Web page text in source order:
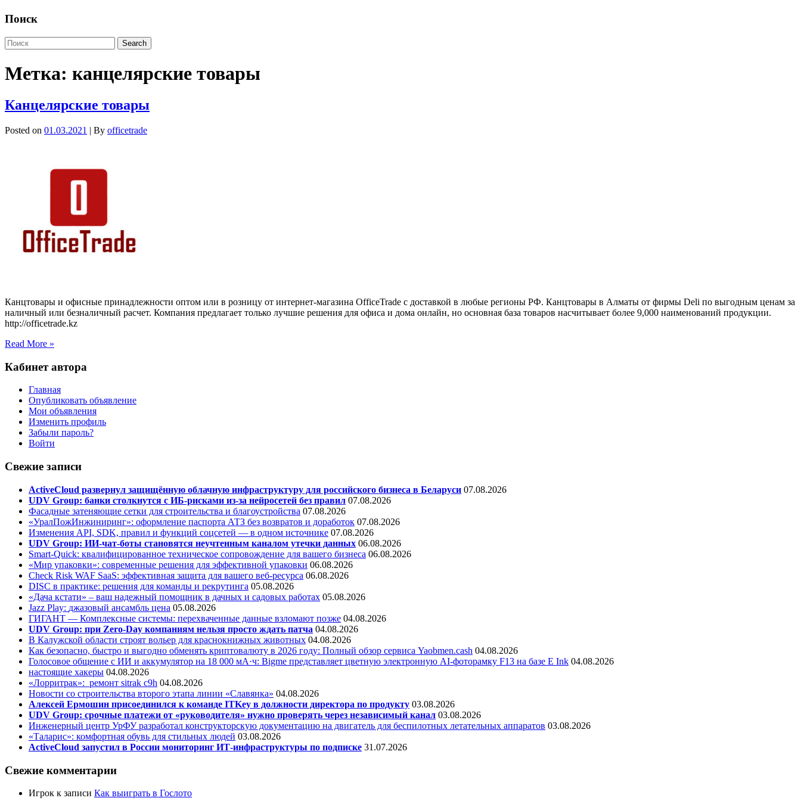
Поиск
Метка: канцелярские товары
Канцелярские товары
Posted on 01.03.2021 | By officetrade
Канцтовары и офисные принадлежности оптом или в розницу от интернет-магазина OfficeTrade с доставкой в любые регионы РФ. Канцтовары в Алматы от фирмы Deli по выгодным ценам за
наличный или безналичный расчет. Компания предлагает только лучшие решения для офиса и дома онлайн, но основная база товаров насчитывает более 9,000 наименований продукции.
http://officetrade.kz
Read More »
Кабинет автора
Главная
Опубликовать объявление
Мои объявления
Изменить профиль
Забыли пароль?
Войти
Свежие записи
ActiveCloud развернул защищённую облачную инфраструктуру для российского бизнеса в Беларуси 07.08.2026
UDV Group: банки столкнутся с ИБ-рисками из-за нейросетей без правил 07.08.2026
Фасадные затеняющие сетки для строительства и благоустройства 07.08.2026
«УралПожИнжиниринг»: оформление паспорта АТЗ без возвратов и доработок 07.08.2026
Изменения API, SDK, правил и функций соцсетей — в одном источнике 07.08.2026
UDV Group: ИИ-чат-боты становятся неучтенным каналом утечки данных 06.08.2026
Smart-Quick: квалифицированное техническое сопровождение для вашего бизнеса 06.08.2026
«Мир упаковки»: современные решения для эффективной упаковки 06.08.2026
Check Risk WAF SaaS: эффективная защита для вашего веб-ресурса 06.08.2026
DISC в практике: решения для команды и рекрутинга 05.08.2026
«Дача кстати» – ваш надежный помощник в дачных и садовых работах 05.08.2026
Jazz Play: джазовый ансамбль цена 05.08.2026
ГИГАНТ — Комплексные системы: перехваченные данные взломают позже 04.08.2026
UDV Group: при Zero-Day компаниям нельзя просто ждать патча 04.08.2026
В Калужской области строят вольер для краснокнижных животных 04.08.2026
Как безопасно, быстро и выгодно обменять криптовалюту в 2026 году: Полный обзор сервиса Yaobmen.cash 04.08.2026
Голосовое общение с ИИ и аккумулятор на 18 000 мА·ч: Bigme представляет цветную электронную AI-фоторамку F13 на базе E Ink 04.08.2026
настоящие хакеры 04.08.2026
«Лорритрак»: ремонт sitrak c9h 04.08.2026
Новости со строительства второго этапа линии «Славянка» 04.08.2026
Алексей Ермошин присоединился к команде ITKey в должности директора по продукту 03.08.2026
UDV Group: срочные платежи от «руководителя» нужно проверять через независимый канал 03.08.2026
Инженерный центр УрФУ разработал конструкторскую документацию на двигатель для беспилотных летательных аппаратов 03.08.2026
«Таларис»: комфортная обувь для стильных людей 03.08.2026
ActiveCloud запустил в России мониторинг ИТ-инфраструктуры по подписке 31.07.2026
Свежие комментарии
Игрок к записи Как выиграть в Гослото